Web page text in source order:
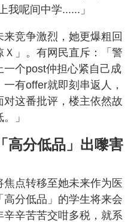
我呢间中学......」
竞争激烈，她更爆粗回
」。有网民直斥：「警
个post仲担心紧自己成
有offer就即刻串返人，
这番批评，楼主依然故
」
高分低品」出嚟害
点转移至她未来作为医
分低品」的学生将来会
辛苦苦交咁多税，就系